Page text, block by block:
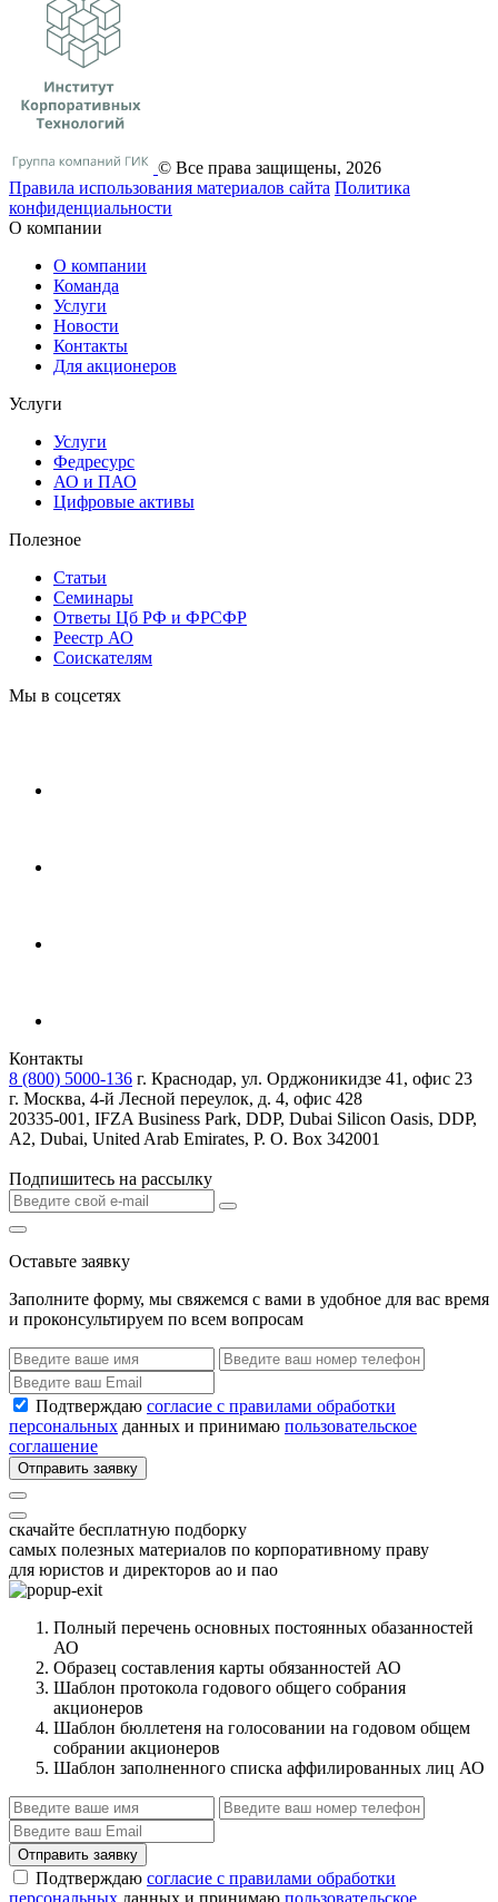
© Все права защищены, 2026
Правила использования материалов сайта Политика
конфиденциальности
О компании
О компании
Команда
Услуги
Новости
Контакты
Для акционеров
Услуги
Услуги
Федресурс
АО и ПАО
Цифровые активы
Полезное
Статьи
Cеминары
Ответы Цб РФ и ФРСФР
Реестр АО
Соискателям
Мы в соцсетях
Контакты
8 (800) 5000-136 г. Краснодар, ул. Орджоникидзе 41, офис 23
г. Москва, 4-й Лесной переулок, д. 4, офис 428
20335-001, IFZA Business Park, DDP, Dubai Silicon Oasis, DDP,
A2, Dubai, United Arab Emirates, P. O. Box 342001
Подпишитесь на рассылку
Оставьте заявку
Заполните форму, мы свяжемся с вами в удобное для вас время
и проконсультируем по всем вопросам
Подтверждаю согласие с правилами обработки
персональных данных и принимаю пользовательское
соглашение
Отправить заявку
скачайте бесплатную подборку
самых полезных материалов по корпоративному праву
для юристов и директоров ао и пао
Полный перечень основных постоянных обазанностей
АО
Образец составления карты обязанностей АО
Шаблон протокола годового общего собрания
акционеров
Шаблон бюллетеня на голосовании на годовом общем
собрании акционеров
Шаблон заполненного списка аффилированных лиц АО
Отправить заявку
Подтверждаю согласие с правилами обработки
персональных данных и принимаю пользовательское